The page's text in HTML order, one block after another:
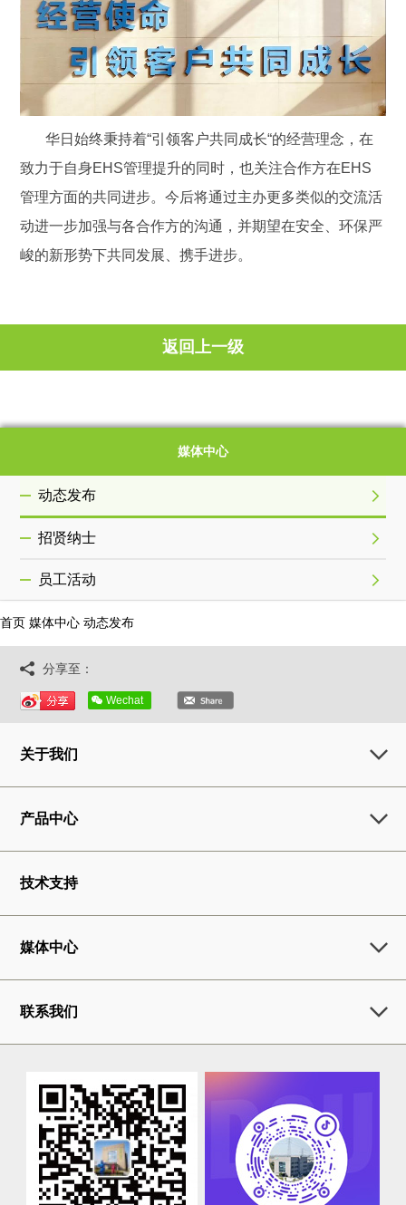
华日始终秉持着“引领客户共同成长“的经营理念，在
致力于自身EHS管理提升的同时，也关注合作方在EHS
管理方面的共同进步。今后将通过主办更多类似的交流活
动进一步加强与各合作方的沟通，并期望在安全、环保严
峻的新形势下共同发展、携手进步。
返回上一级
媒体中心
动态发布
招贤纳士
员工活动
首页 媒体中心 动态发布
分享至：
Wechat
关于我们
产品中心
技术支持
媒体中心
联系我们